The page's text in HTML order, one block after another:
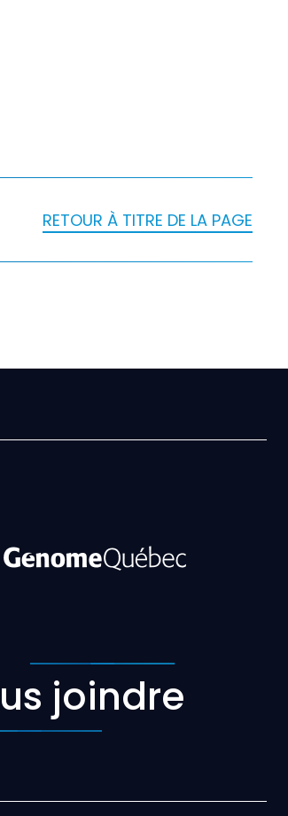
RETOUR À TITRE DE LA PAGE
joindre